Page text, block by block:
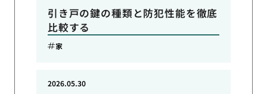
引き戸の鍵の種類と防犯性能を徹底
比較する
家
2026.05.30